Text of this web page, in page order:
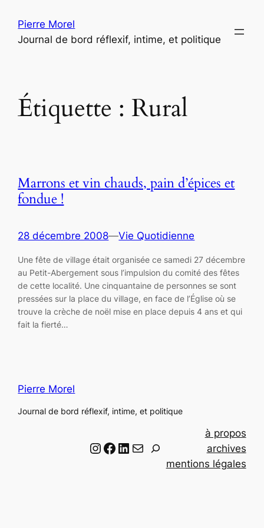
contenu
Pierre Morel
Journal de bord réflexif, intime, et politique
Étiquette :Rural
Marrons et vin chauds, pain d’épices et
fondue !
28 décembre 2008—Vie Quotidienne
Une fête de village était organisée ce samedi 27 décembre
au Petit-Abergement sous l’impulsion du comité des fêtes
de cette localité. Une cinquantaine de personnes se sont
pressées sur la place du village, en face de l’Église où se
trouve la crèche de noël mise en place depuis 4 ans et qui
fait la fierté…
Pierre Morel
Journal de bord réflexif, intime, et politique
Instagram Facebook LinkedIn Email
à propos
archives
mentions légales